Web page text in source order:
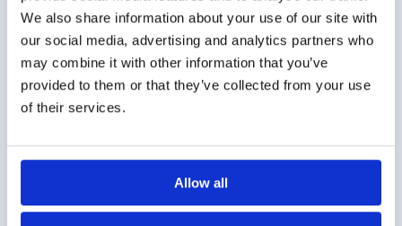
We also share information about your use of our site with
our social media, advertising and analytics partners who
may combine it with other information that you’ve
provided to them or that they’ve collected from your use
of their services.
Allow all
funktioniert es und wie wirkt es?
Lees meer